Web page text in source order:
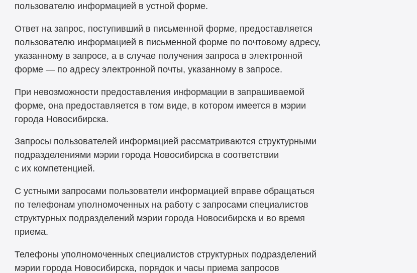
пользователю информацией в устной форме.
Ответ на запрос, поступивший в письменной форме, предоставляется
пользователю информацией в письменной форме по почтовому адресу,
указанному в запросе, а в случае получения запроса в электронной
форме — по адресу электронной почты, указанному в запросе.
При невозможности предоставления информации в запрашиваемой
форме, она предоставляется в том виде, в котором имеется в мэрии
города Новосибирска.
Запросы пользователей информацией рассматриваются структурными
подразделениями мэрии города Новосибирска в соответствии
с их компетенцией.
С устными запросами пользователи информацией вправе обращаться
по телефонам уполномоченных на работу с запросами специалистов
структурных подразделений мэрии города Новосибирска и во время
приема.
Телефоны уполномоченных специалистов структурных подразделений
мэрии города Новосибирска, порядок и часы приема запросов